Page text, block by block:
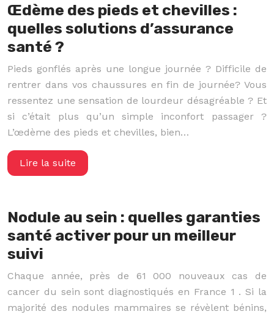
Œdème des pieds et chevilles :
quelles solutions d’assurance
santé ?
Pieds gonflés après une longue journée ? Difficile de
rentrer dans vos chaussures en fin de journée? Vous
ressentez une sensation de lourdeur désagréable ? Et
si c’était plus qu’un simple inconfort passager ?
L’œdème des pieds et chevilles, bien…
Lire la suite
Nodule au sein : quelles garanties
santé activer pour un meilleur
suivi
Chaque année, près de 61 000 nouveaux cas de
cancer du sein sont diagnostiqués en France 1 . Si la
majorité des nodules mammaires se révèlent bénins,